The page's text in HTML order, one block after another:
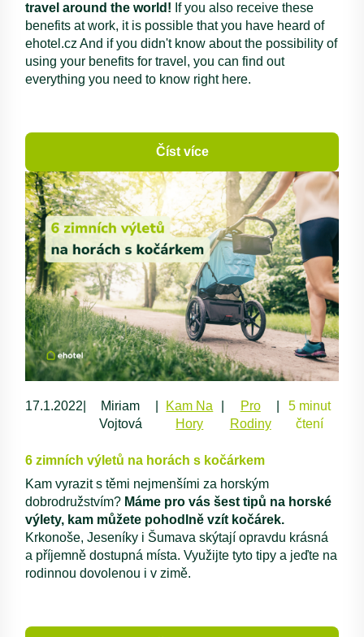
travel around the world! If you also receive these
benefits at work, it is possible that you have heard of
ehotel.cz And if you didn't know about the possibility of
using your benefits for travel, you can find out
everything you need to know right here.
Číst více
17.1.2022
Miriam
Vojtová
Kam Na
Hory
Pro
Rodiny
5 minut
čtení
6 zimních výletů na horách s kočárkem
Kam vyrazit s těmi nejmenšími za horským
dobrodružstvím? Máme pro vás šest tipů na horské
výlety, kam můžete pohodlně vzít kočárek.
Krkonoše, Jeseníky i Šumava skýtají opravdu krásná
a příjemně dostupná místa. Využijte tyto tipy a jeďte na
rodinnou dovolenou i v zimě.